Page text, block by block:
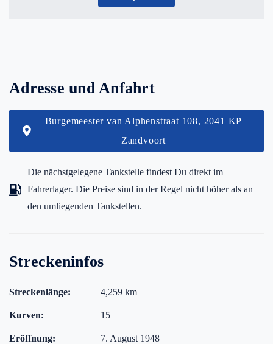
Adresse und Anfahrt
Burgemeester van Alphenstraat 108, 2041 KP
Zandvoort
Die nächstgelegene Tankstelle findest Du direkt im
Fahrerlager. Die Preise sind in der Regel nicht höher als an
den umliegenden Tankstellen.
Streckeninfos
Streckenlänge: 4,259 km
Kurven: 15
Eröffnung: 7. August 1948